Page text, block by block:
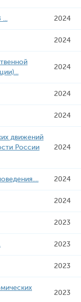
... 2024
2024
2024
2024
2024
движений
России
2024
2024
2024
2023
2023
2023
2023